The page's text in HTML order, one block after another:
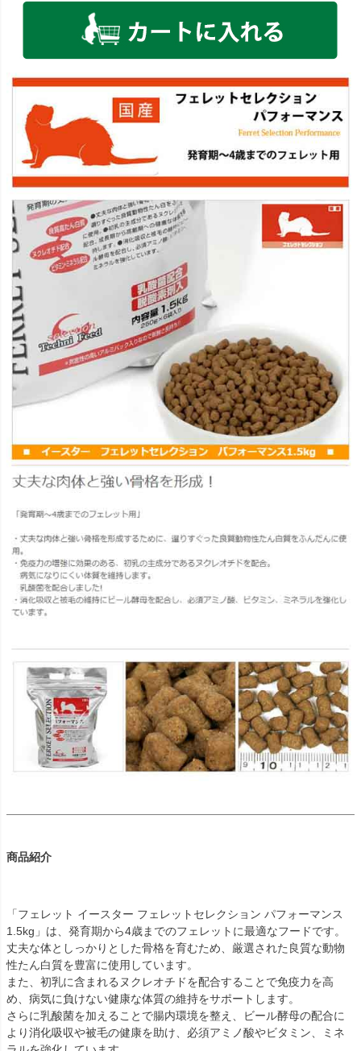
商品紹介
「フェレット イースター フェレットセレクション パフォーマンス
1.5kg」は、発育期から4歳までのフェレットに最適なフードです。
丈夫な体としっかりとした骨格を育むため、厳選された良質な動物
性たん白質を豊富に使用しています。
また、初乳に含まれるヌクレオチドを配合することで免疫力を高
め、病気に負けない健康な体質の維持をサポートします。
さらに乳酸菌を加えることで腸内環境を整え、ビール酵母の配合に
より消化吸収や被毛の健康を助け、必須アミノ酸やビタミン、ミネ